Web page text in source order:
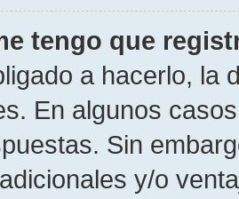
tengo que
a hacerlo, la
En algunos
Sin
y/o